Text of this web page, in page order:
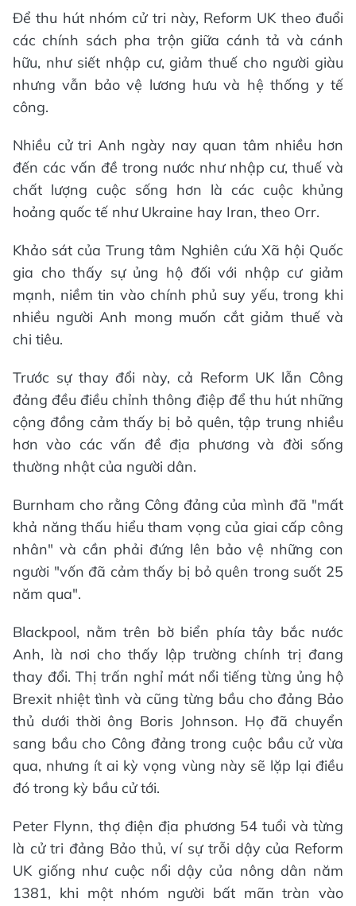
Để thu hút nhóm cử tri này, Reform UK theo đuổi
các chính sách pha trộn giữa cánh tả và cánh
hữu, như siết nhập cư, giảm thuế cho người giàu
nhưng vẫn bảo vệ lương hưu và hệ thống y tế
công.
Nhiều cử tri Anh ngày nay quan tâm nhiều hơn
đến các vấn đề trong nước như nhập cư, thuế và
chất lượng cuộc sống hơn là các cuộc khủng
hoảng quốc tế như Ukraine hay Iran, theo Orr.
Khảo sát của Trung tâm Nghiên cứu Xã hội Quốc
gia cho thấy sự ủng hộ đối với nhập cư giảm
mạnh, niềm tin vào chính phủ suy yếu, trong khi
nhiều người Anh mong muốn cắt giảm thuế và
chi tiêu.
Trước sự thay đổi này, cả Reform UK lẫn Công
đảng đều điều chỉnh thông điệp để thu hút những
cộng đồng cảm thấy bị bỏ quên, tập trung nhiều
hơn vào các vấn đề địa phương và đời sống
thường nhật của người dân.
Burnham cho rằng Công đảng của mình đã "mất
khả năng thấu hiểu tham vọng của giai cấp công
nhân" và cần phải đứng lên bảo vệ những con
người "vốn đã cảm thấy bị bỏ quên trong suốt 25
năm qua".
Blackpool, nằm trên bờ biển phía tây bắc nước
Anh, là nơi cho thấy lập trường chính trị đang
thay đổi. Thị trấn nghỉ mát nổi tiếng từng ủng hộ
Brexit nhiệt tình và cũng từng bầu cho đảng Bảo
thủ dưới thời ông Boris Johnson. Họ đã chuyển
sang bầu cho Công đảng trong cuộc bầu cử vừa
qua, nhưng ít ai kỳ vọng vùng này sẽ lặp lại điều
đó trong kỳ bầu cử tới.
Peter Flynn, thợ điện địa phương 54 tuổi và từng
là cử tri đảng Bảo thủ, ví sự trỗi dậy của Reform
UK giống như cuộc nổi dậy của nông dân năm
1381, khi một nhóm người bất mãn tràn vào